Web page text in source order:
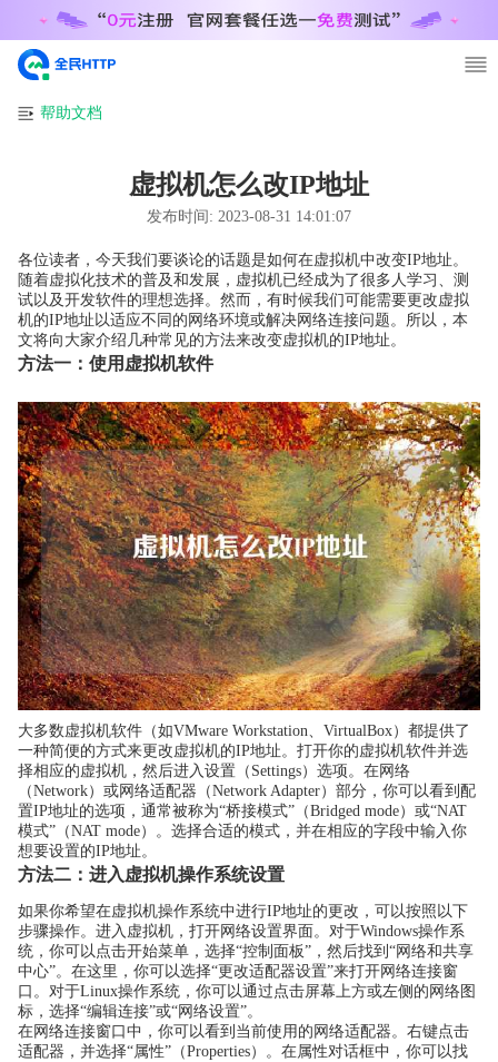
帮助文档
虚拟机怎么改IP地址
发布时间: 2023-08-31 14:01:07
各位读者，今天我们要谈论的话题是如何在虚拟机中改变IP地址。
随着虚拟化技术的普及和发展，虚拟机已经成为了很多人学习、测
试以及开发软件的理想选择。然而，有时候我们可能需要更改虚拟
机的IP地址以适应不同的网络环境或解决网络连接问题。所以，本
文将向大家介绍几种常见的方法来改变虚拟机的IP地址。
方法一：使用虚拟机软件
大多数虚拟机软件（如VMware Workstation、VirtualBox）都提供了
一种简便的方式来更改虚拟机的IP地址。打开你的虚拟机软件并选
择相应的虚拟机，然后进入设置（Settings）选项。在网络
（Network）或网络适配器（Network Adapter）部分，你可以看到配
置IP地址的选项，通常被称为“桥接模式”（Bridged mode）或“NAT
模式”（NAT mode）。选择合适的模式，并在相应的字段中输入你
想要设置的IP地址。
方法二：进入虚拟机操作系统设置
如果你希望在虚拟机操作系统中进行IP地址的更改，可以按照以下
步骤操作。进入虚拟机，打开网络设置界面。对于Windows操作系
统，你可以点击开始菜单，选择“控制面板”，然后找到“网络和共享
中心”。在这里，你可以选择“更改适配器设置”来打开网络连接窗
口。对于Linux操作系统，你可以通过点击屏幕上方或左侧的网络图
标，选择“编辑连接”或“网络设置”。
在网络连接窗口中，你可以看到当前使用的网络适配器。右键点击
适配器，并选择“属性”（Properties）。在属性对话框中，你可以找